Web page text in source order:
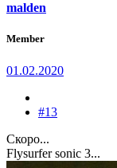
malden
Member
01.02.2020
#13
Скоро...
Flysurfer sonic 3...